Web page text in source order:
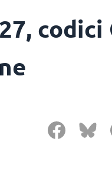
codici